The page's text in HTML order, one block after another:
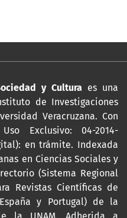
y Cultura es una
de Investigaciones
Veracruzana. Con
Exclusivo: 04-2014-
en trámite. Indexada
en Ciencias Sociales y
(Sistema Regional
Revistas Científicas de
y Portugal) de la
la UNAM. Adherida a